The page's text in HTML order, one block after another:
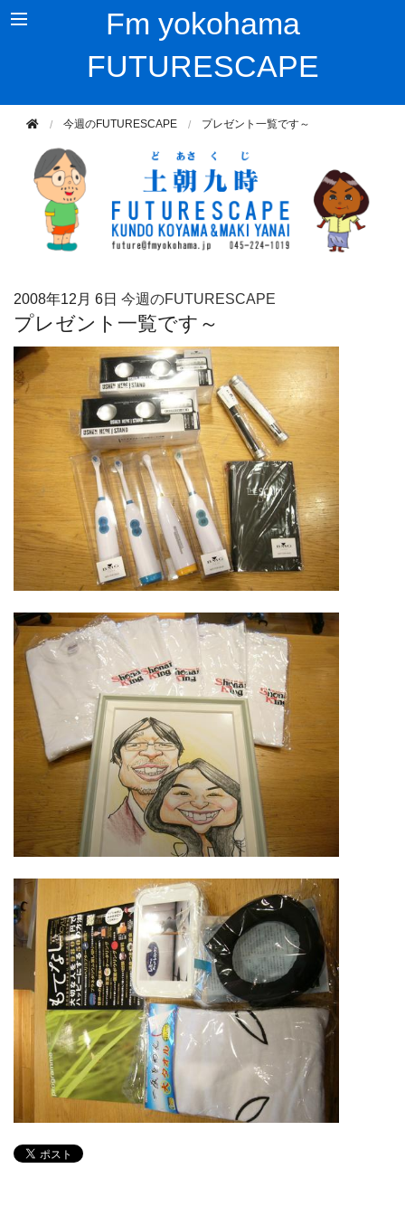
Fm yokohama
FUTURESCAPE
今週のFUTURESCAPE プレゼント一覧です～
2008年12月 6日 今週のFUTURESCAPE
プレゼント一覧です～